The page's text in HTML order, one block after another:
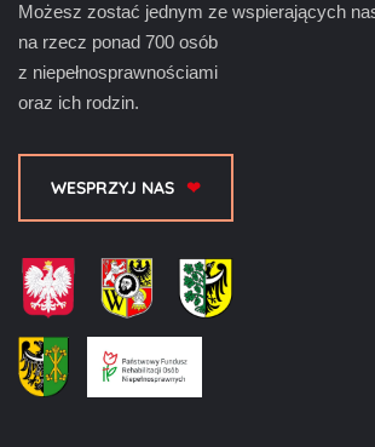
Możesz zostać jednym ze wspierających
na rzecz ponad 700 osób
z niepełnosprawnościami
oraz ich rodzin.
WESPRZYJ NAS